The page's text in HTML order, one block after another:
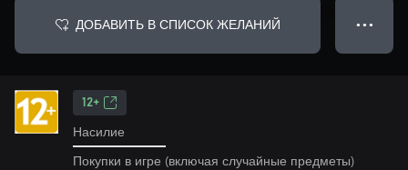
ДОБАВИТЬ В СПИСОК ЖЕЛАНИЙ ● ● ●
12+
Насилие
Покупки в игре (включая случайные предметы)